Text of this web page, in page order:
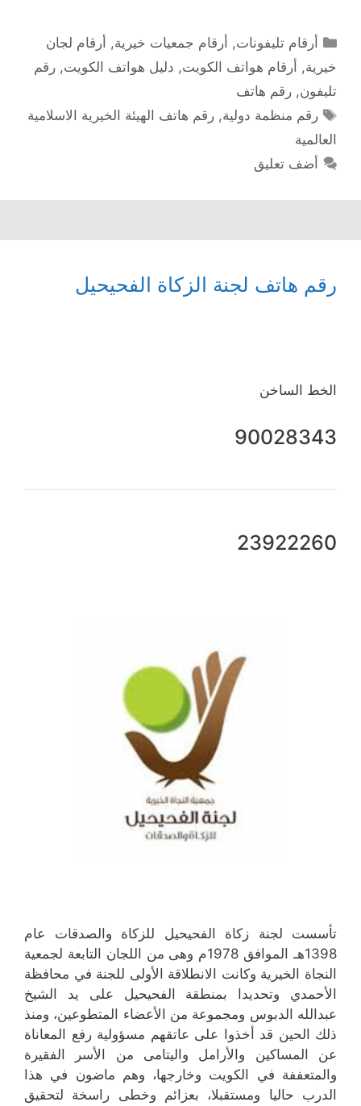
التصنيفات
أرقام تليفونات, أرقام جمعيات خيرية, أرقام لجان
خيرية, أرقام هواتف الكويت, دليل هواتف الكويت, رقم
تليفون, رقم هاتف
الوسوم
رقم منظمة دولية,رقم هاتف الهيئة الخيرية الاسلامية
العالمية
أضف تعليق
رقم هاتف لجنة الزكاة الفحيحيل
الخط الساخن
90028343
23922260
تأسست لجنة زكاة الفحيحيل للزكاة والصدقات عام
1398هـ الموافق 1978م وهى من اللجان التابعة لجمعية
النجاة الخيرية وكانت الانطلاقة الأولى للجنة في محافظة
الأحمدي وتحديدا بمنطقة الفحيحيل على يد الشيخ
عبدالله الدبوس ومجموعة من الأعضاء المتطوعين، ومنذ
ذلك الحين قد أخذوا على عاتقهم مسؤولية رفع المعاناة
عن المساكين والأرامل واليتامى من الأسر الفقيرة
والمتعففة في الكويت وخارجها، وهم ماضون في هذا
الدرب حاليا ومستقبلا، بعزائم وخطى راسخة لتحقيق